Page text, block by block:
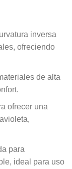
inversa
ofreciendo
de alta
ofrecer una
para
ideal para uso